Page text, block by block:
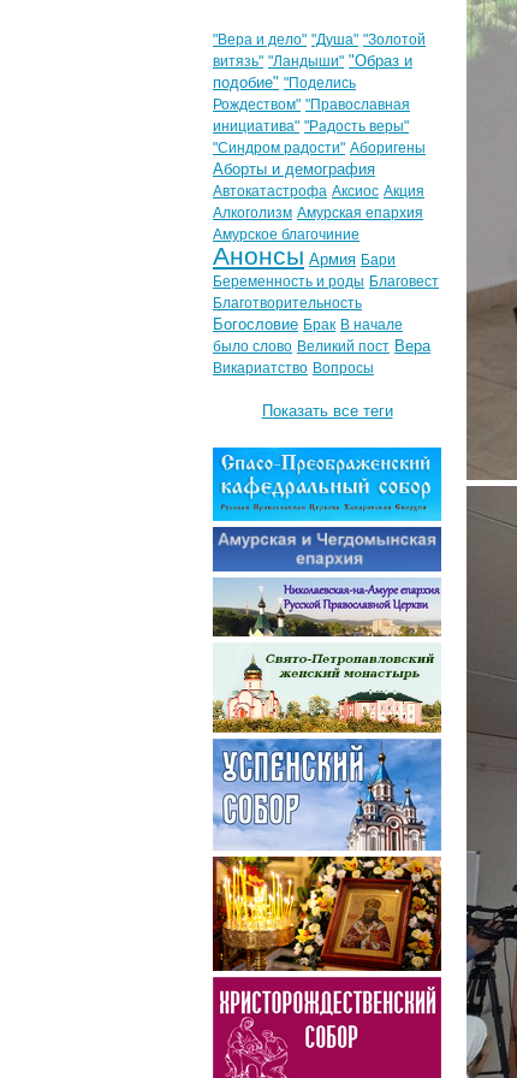
"Вера и дело" "Душа" "Золотой
витязь" "Ландыши" "Образ и
подобие" "Поделись
Рождеством" "Православная
инициатива" "Радость веры"
"Синдром радости" Аборигены
Аборты и демография
Автокатастрофа Аксиос Акция
Алкоголизм Амурская епархия
Амурское благочиние
Анонсы Армия Бари
Беременность и роды Благовест
Благотворительность
Богословие Брак В начале
было слово Великий пост Вера
Викариатство Вопросы
Показать все теги